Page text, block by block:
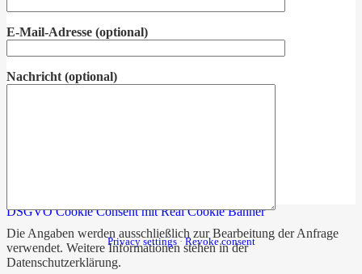
E-Mail-Adresse (optional)
Nachricht (optional)
Die Angaben werden ausschließlich zur Bearbeitung der Anfrage
verwendet. Weitere Informationen stehen in der
Datenschutzerklärung.
DSGVO Cookie Consent mit Real Cookie Banner
Privacy settings ·Revoke consent